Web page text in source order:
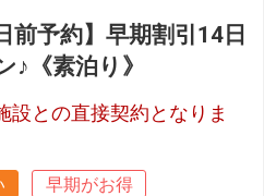
前予約】早期割引14日
♪《素泊り》
設との直接契約となりま
早期がお得